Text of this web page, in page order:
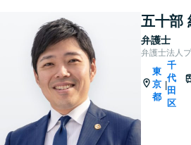
五十部
弁護士
弁護士法人
東
京
都
|
千
代
田
区